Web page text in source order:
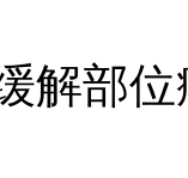
解部